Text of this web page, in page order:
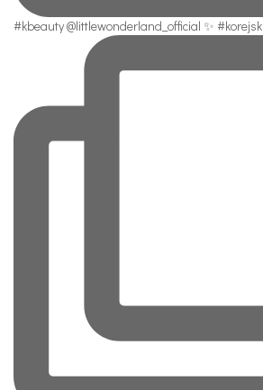
#kbeauty @littlewonderland_official ✨ #korejsk